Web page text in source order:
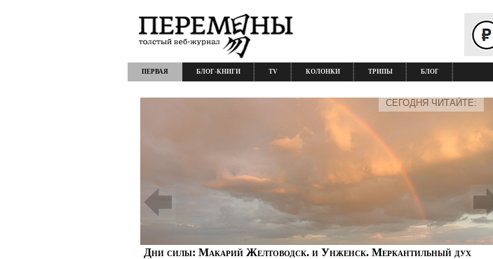
ПЕРВАЯ БЛОГ-КНИГИ TV КОЛОНКИ ТРИПЫ БЛОГ
Дни силы: Макарий Желтоводск. и Унженск. Меркантильный дух
СЕГОДНЯ ЧИТАЙТЕ: